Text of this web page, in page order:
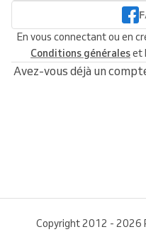
En vous connectant ou en
Conditions généraleset
Avez-vous déjà un
Copyright 2012 - 2026